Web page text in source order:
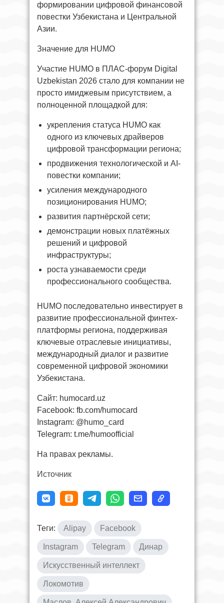
формировании цифровой финансовой
повестки Узбекистана и Центральной
Азии.
Значение для HUMO
Участие HUMO в ПЛАС-форум Digital
Uzbekistan 2026 стало для компании не
просто имиджевым присутствием, а
полноценной площадкой для:
укрепления статуса HUMO как
одного из ключевых драйверов
цифровой трансформации региона;
продвижения технологической и AI-
повестки компании;
усиления международного
позиционирования HUMO;
развития партнёрской сети;
демонстрации новых платёжных
решений и цифровой
инфраструктуры;
роста узнаваемости среди
профессионального сообщества.
HUMO последовательно инвестирует в
развитие профессиональной финтех-
платформы региона, поддерживая
ключевые отраслевые инициативы,
международный диалог и развитие
современной цифровой экономики
Узбекистана.
Сайт: humocard.uz
Facebook: fb.com/humocard
Instagram: @humo_card
Telegram: t.me/humoofficial
На правах рекламы.
Источник
Теги: Alipay Facebook
Instagram Telegram Динар
Искусственный интеллект
Локомотив